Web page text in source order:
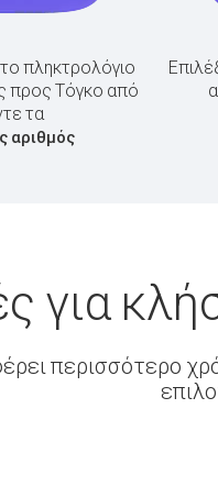
πληκτρολόγιο
προς Τόγκο από
τα
αριθμός
για
περισσότερο